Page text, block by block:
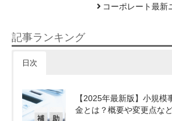
コーポレート最新
記事ランキング
日次
【2025年最新版】小規模
金とは？概要や変更点な